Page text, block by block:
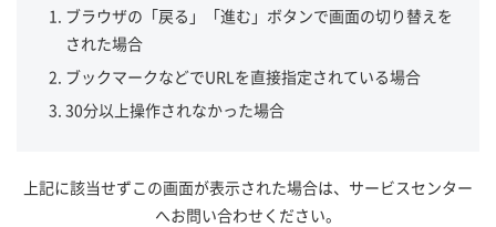
ブラウザの「戻る」「進む」ボタンで画面の切り替えを
された場合
ブックマークなどでURLを直接指定されている場合
30分以上操作されなかった場合
上記に該当せずこの画面が表示された場合は、サービスセンター
へお問い合わせください。